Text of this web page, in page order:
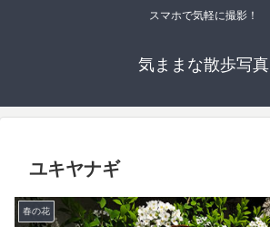
スマホで気軽に撮影！
気ままな散歩写真
ユキヤナギ
春の花